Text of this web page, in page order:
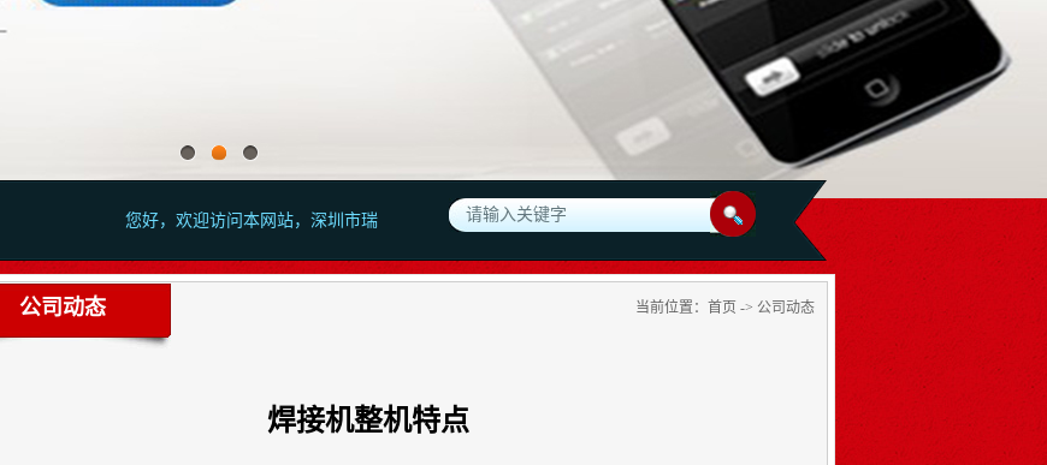
您好，欢迎访问本网站，深圳市瑞禾昌激光科技有限公司, 深圳市瑞禾昌激光科技有限公司承接:深圳,龙华,石岩,大浪,观澜,
公司动态 当前位置： 首页 -> 公司动态
焊接机整机特点